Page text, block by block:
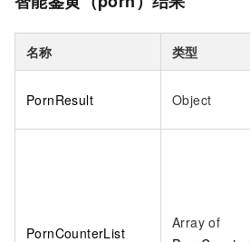
名称 类型
PornResult Object
PornCounterList
Array of